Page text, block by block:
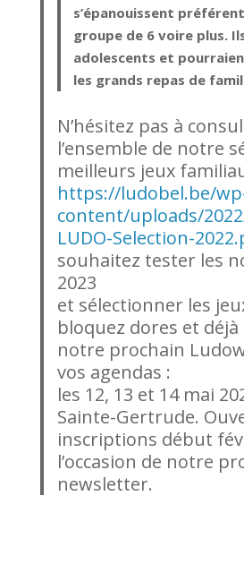
s’épanouissent
groupe de 6 voire plus.
adolescents et
les grands repas de
N’hésitez pas à
l’ensemble de notre
meilleurs jeux
https://ludobel.be/
content/uploads/
LUDO-Selection-
souhaitez tester les
2023
et sélectionner les
bloquez dores et déjà
notre prochain
vos agendas :
les 12, 13 et 14 mai
Sainte-Gertrude.
inscriptions début
l’occasion de notre
newsletter.